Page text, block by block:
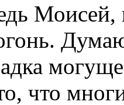
Моисей,
что